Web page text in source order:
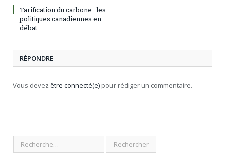
Tarification du carbone : les
politiques canadiennes en
débat
RÉPONDRE
Vous devez être connecté(e) pour rédiger un commentaire.